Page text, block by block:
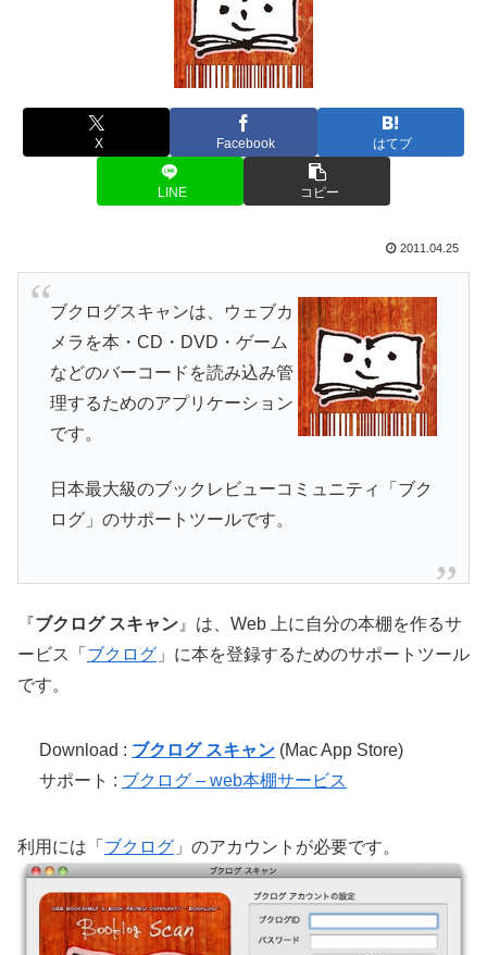
X Facebook はてブ
LINE コピー
2011.04.25
ブクログスキャンは、ウェブカ
メラを本・CD・DVD・ゲーム
などのバーコードを読み込み管
理するためのアプリケーション
です。
日本最大級のブックレビューコミュニティ「ブク
ログ」のサポートツールです。
『ブクログ スキャン 』は、Web 上に自分の本棚を作るサ
ービス「 ブクログ 」に本を登録するためのサポートツール
です。
Download : ブクログ スキャン (Mac App Store)
サポート : ブクログ – web本棚サービス
利用には「 ブクログ 」のアカウントが必要です。